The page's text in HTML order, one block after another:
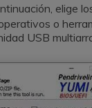
elige
o
USB